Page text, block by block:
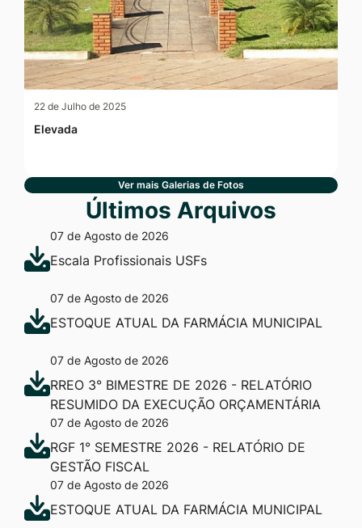
22 de Julho de 2025
Elevada
Ver mais Galerias de Fotos
Últimos Arquivos
07 de Agosto de 2026
Escala Profissionais USFs
07 de Agosto de 2026
ESTOQUE ATUAL DA FARMÁCIA MUNICIPAL
07 de Agosto de 2026
RREO 3° BIMESTRE DE 2026 - RELATÓRIO
RESUMIDO DA EXECUÇÃO ORÇAMENTÁRIA
07 de Agosto de 2026
RGF 1° SEMESTRE 2026 - RELATÓRIO DE
GESTÃO FISCAL
07 de Agosto de 2026
ESTOQUE ATUAL DA FARMÁCIA MUNICIPAL